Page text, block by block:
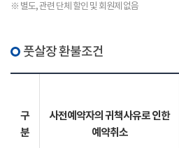
※ 별도, 관련 단체 할인 및 회원제 없음
풋살장 환불조건
구
분
사전예약자의 귀책사유로 인한
예약취소